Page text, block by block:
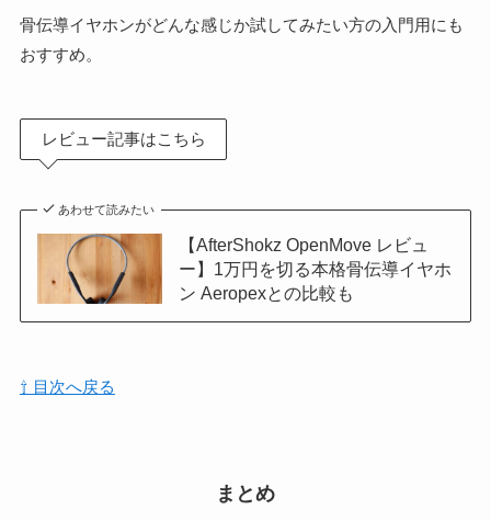
骨伝導イヤホンがどんな感じか試してみたい方の入門用にも
おすすめ。
レビュー記事はこちら
あわせて読みたい
【AfterShokz OpenMove レビュ
ー】1万円を切る本格骨伝導イヤホ
ン Aeropexとの比較も
⇧ 目次へ戻る
まとめ